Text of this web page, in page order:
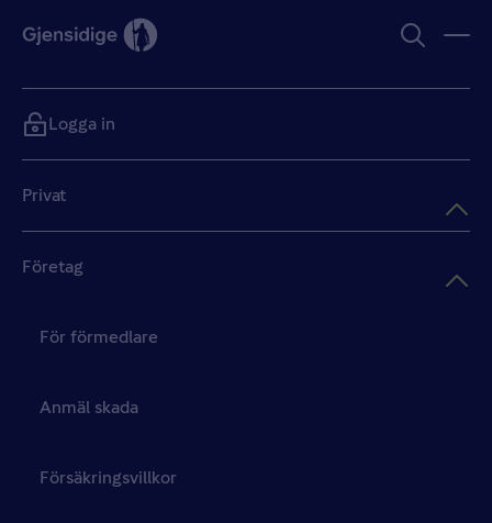
Privat
Företag
För förmedlare
Anmäl skada
Försäkringsvillkor
Logga in